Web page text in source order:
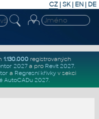
CZ | SK| EN | DE
1.130.000registrovaných
2027a pro Revit 2027.
a Regresní křivkyv sekci
AutoCADu 2027.